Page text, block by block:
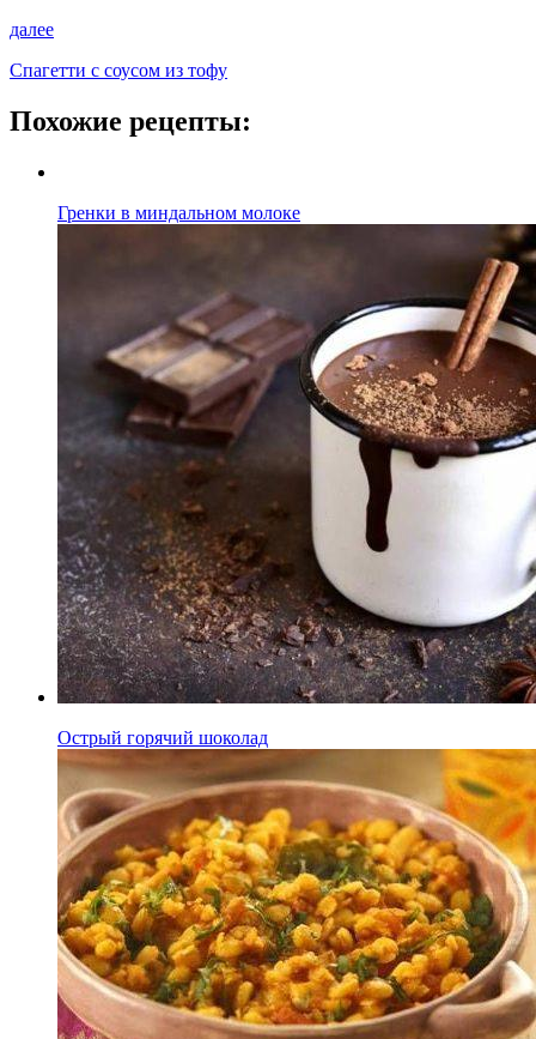
далее
Спагетти с соусом из тофу
Похожие рецепты:
Гренки в миндальном молоке
Острый горячий шоколад